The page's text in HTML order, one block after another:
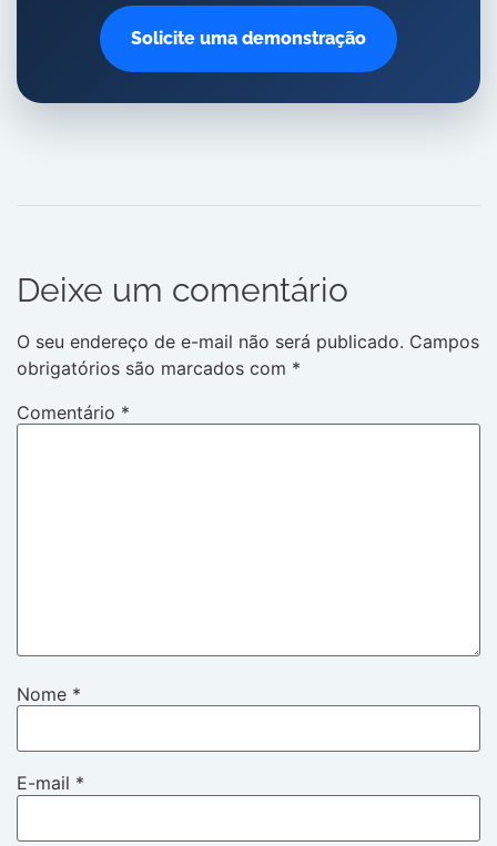
Solicite uma demonstração
Deixe um comentário
O seu endereço de e-mail não será publicado. Campos
obrigatórios são marcados com *
Comentário *
Nome *
E-mail *